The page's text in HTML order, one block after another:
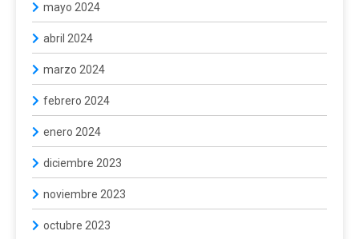
mayo 2024
abril 2024
marzo 2024
febrero 2024
enero 2024
diciembre 2023
noviembre 2023
octubre 2023